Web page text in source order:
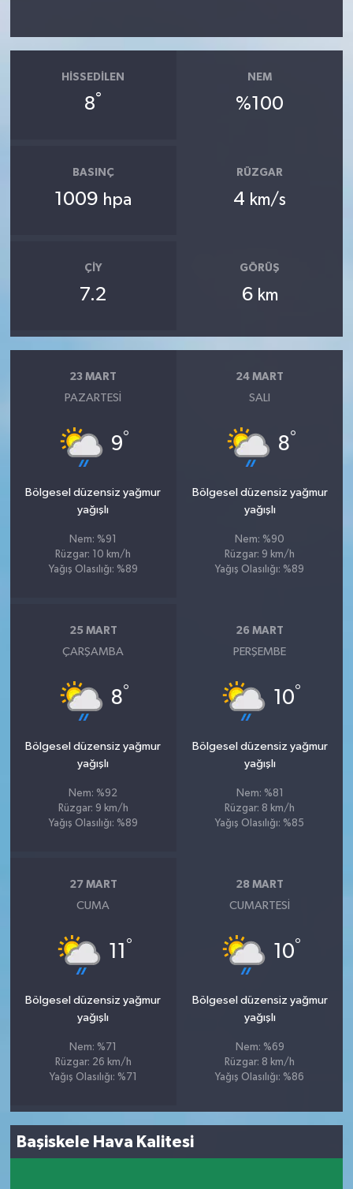
HISSEDILEN
8°
NEM
%100
BASINÇ
1009 hpa
RÜZGAR
4 km/s
ÇIY
7.2
GÖRÜŞ
6 km
23 MART
PAZARTESI
9°
Bölgesel düzensiz yağmur
yağışlı
Nem: %91
Rüzgar: 10 km/h
Yağış Olasılığı: %89
24 MART
SALI
8°
Bölgesel düzensiz yağmur
yağışlı
Nem: %90
Rüzgar: 9 km/h
Yağış Olasılığı: %89
25 MART
ÇARŞAMBA
8°
Bölgesel düzensiz yağmur
yağışlı
Nem: %92
Rüzgar: 9 km/h
Yağış Olasılığı: %89
26 MART
PERŞEMBE
10°
Bölgesel düzensiz yağmur
yağışlı
Nem: %81
Rüzgar: 8 km/h
Yağış Olasılığı: %85
27 MART
CUMA
11 °
Bölgesel düzensiz yağmur
yağışlı
Nem: %71
Rüzgar: 26 km/h
Yağış Olasılığı: %71
28 MART
CUMARTESI
10°
Bölgesel düzensiz yağmur
yağışlı
Nem: %69
Rüzgar: 8 km/h
Yağış Olasılığı: %86
Başiskele Hava Kalitesi